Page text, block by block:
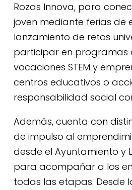
Rozas Innova, para
joven mediante ferias de
lanzamiento de retos
participar en programas
vocaciones STEM y
centros educativos o
responsabilidad social
Además, cuenta con
de impulso al
desde el Ayuntamiento y
para acompañar a los
todas las etapas. Desde